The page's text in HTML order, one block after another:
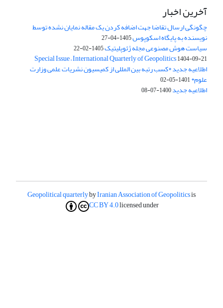
آخرین اخبار
چگونگی ارسال تقاضا جهت اضافه کردن یک مقاله نمایان نشده توسط
نویسنده به پایگاه اسکوپوس1405-04-27
سیاست هوش مصنوعی مجله ژئوپلیتیک1405-02-22
Special Issue – International Quarterly of Geopolitics1404-09-21
اطلاعیه جدید *کسب رتبه بین المللی از کمیسیون نشریات علمی وزارت
علوم*1401-05-02
اطلاعیه جدید1400-07-08
Geopolitical quarterlybyIranian Association of Geopoliticsis
licensed under
CC BY 4.0